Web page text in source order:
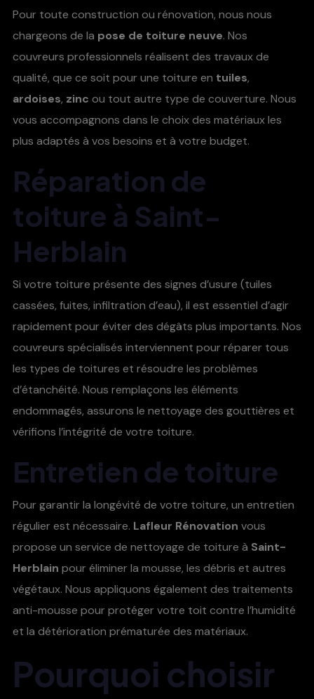
Pour toute construction ou rénovation, nous nous
chargeons de la pose de toiture neuve. Nos
couvreurs professionnels réalisent des travaux de
qualité, que ce soit pour une toiture en tuiles,
ardoises, zinc ou tout autre type de couverture. Nous
vous accompagnons dans le choix des matériaux les
plus adaptés à vos besoins et à votre budget.
Réparation de
toiture à Saint-
Herblain
Si votre toiture présente des signes d’usure (tuiles
cassées, fuites, infiltration d’eau), il est essentiel d’agir
rapidement pour éviter des dégâts plus importants. Nos
couvreurs spécialisés interviennent pour réparer tous
les types de toitures et résoudre les problèmes
d’étanchéité. Nous remplaçons les éléments
endommagés, assurons le nettoyage des gouttières et
vérifions l’intégrité de votre toiture.
Entretien de toiture
Pour garantir la longévité de votre toiture, un entretien
régulier est nécessaire. Lafleur Rénovation vous
propose un service de nettoyage de toiture à Saint-
Herblain pour éliminer la mousse, les débris et autres
végétaux. Nous appliquons également des traitements
anti-mousse pour protéger votre toit contre l’humidité
et la détérioration prématurée des matériaux.
Pourquoi choisir